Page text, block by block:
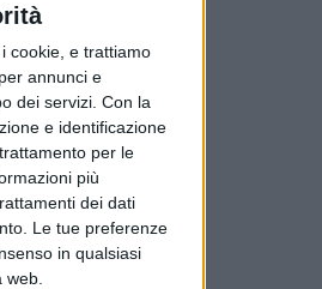
cookie, e trattiamo
annunci e
dei servizi. Con la
e identificazione
per le
più
dei dati
Le tue preferenze
in qualsiasi